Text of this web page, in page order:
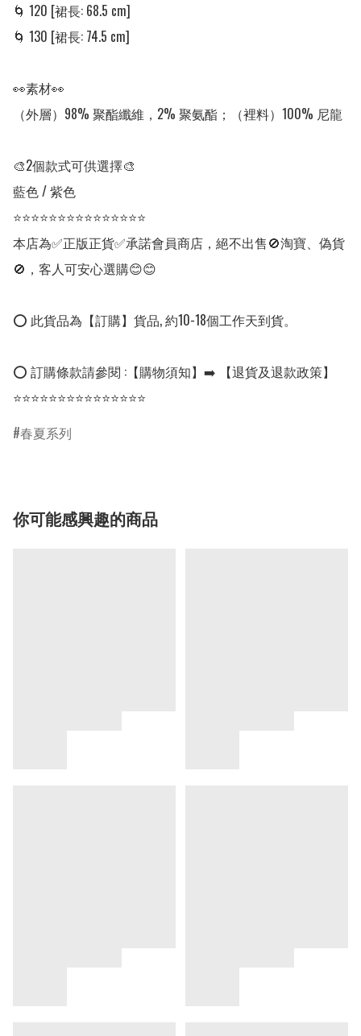
🌀 120 [裙長: 68.5 cm]
🌀 130 [裙長: 74.5 cm]
👀素材👀
（外層）98% 聚酯纖維，2% 聚氨酯；（裡料）100% 尼龍
🎨2個款式可供選擇🎨
藍色 / 紫色
⭐⭐⭐⭐⭐⭐⭐⭐⭐⭐⭐⭐⭐⭐⭐
本店為✅正版正貨✅承諾會員商店，絕不出售🚫淘寶、偽貨
🚫，客人可安心選購😊😊
⭕ 此貨品為【訂購】貨品, 約10-18個工作天到貨。
⭕ 訂購條款請參閱 :【購物須知】➡️ 【退貨及退款政策】
⭐⭐⭐⭐⭐⭐⭐⭐⭐⭐⭐⭐⭐⭐⭐
春夏系列
你可能感興趣的商品